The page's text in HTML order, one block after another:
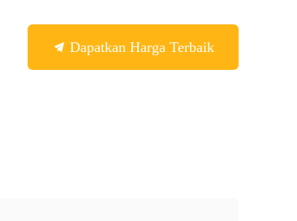
Dapatkan Harga Terbaik